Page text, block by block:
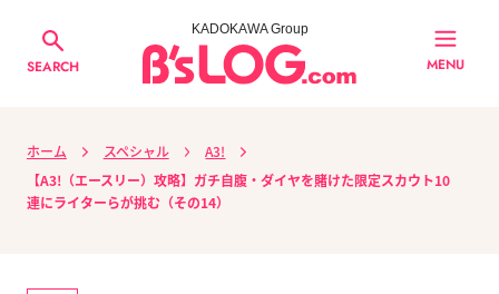
SEARCH
KADOKAWA Group
MENU
ホーム スペシャル
A3!
【A3!（エースリー）攻略】ガチ自腹・ダイヤを賭けた限定スカウト10
連にライターらが挑む（その14）